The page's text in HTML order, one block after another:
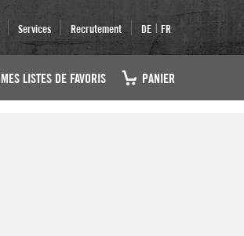
Services Recrutement DE | FR
MES LISTES DE FAVORIS PANIER